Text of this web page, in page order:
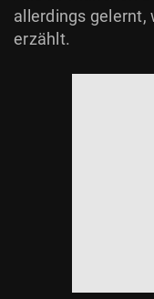
allerdings
erzählt.